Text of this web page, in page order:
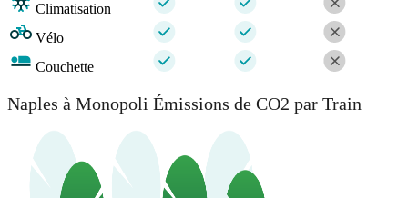
Climatisation
Vélo
Couchette
Naples à Monopoli Émissions de CO2 par Train